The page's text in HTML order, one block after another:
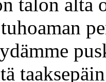
talon alta